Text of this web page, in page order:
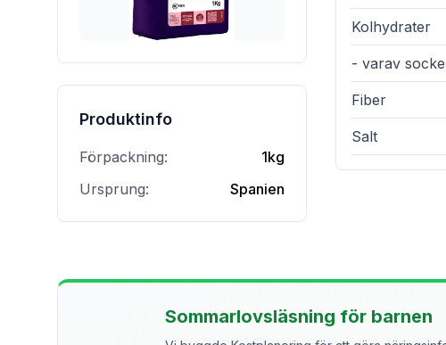
Produktinfo
Förpackning:
1kg
Ursprung:
Spanien
Kolhydrater
- varav
Fiber
Salt
Sommarlovsläsning för barnen